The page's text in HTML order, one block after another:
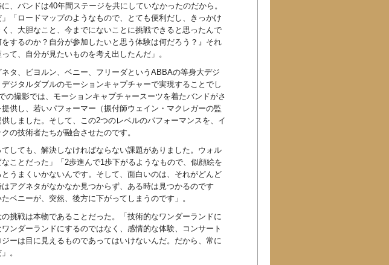
、バンドは40年間ステージを共にしていなかったのだから。
」「ロードマップのようなもので、とても便利だし、きっかけ
、大胆なこと、今までにないことに挑戦できると思ったんで
するのか？自分が参加したいと思う体験は何だろう？』それ
て、自分が見たいものを考え出したんだ」。
タ、ビヨルン、ベニー、フリーダというABBAの等身大デジ
ジタルダブルのモーションキャプチャーで実現することでし
の撮影では、モーションキャプチャースーツを着たバンドがさ
供し、若いパフォーマー（振付師ウェイン・マクレガーの監
しました。そして、この2つのレベルのパフォーマンスを、イ
の技術者たちが融合させたのです。
しても、解決しなければならない課題がありました。ウォル
ことだった」「2歩進んで1歩下がるようなもので、似顔絵を
うまくいかないんです。そして、面白いのは、それがどんど
アグネタがなかなか見つからず、ある時は見つかるのです
ベニーが、突然、後方に下がってしまうのです」。
挑戦は本物であることだった。「技術的なワンダーランドに
ンダーランドにするのではなく、感情的な体験、コンサート
ーは目に見えるものであってはいけないんだ。だから、常に
。